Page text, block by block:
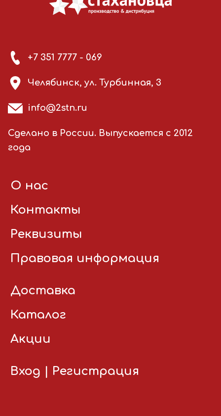
+7 351 7777 - 069
Челябинск, ул. Турбинная, 3
info@2stn.ru
Сделано в России. Выпускается с 2012
года
О нас
Контакты
Реквизиты
Правовая информация
Доставка
Каталог
Акции
Вход Регистрация